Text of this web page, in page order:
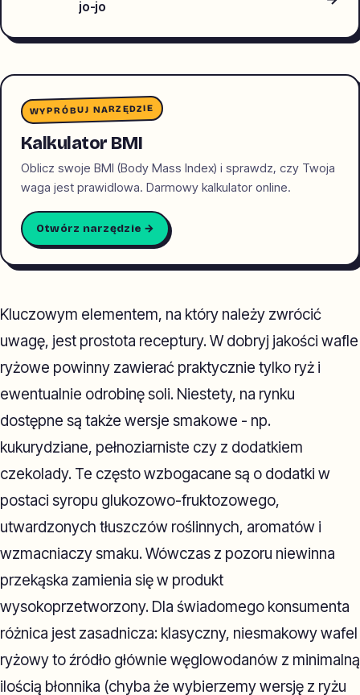
jo-jo
WYPRÓBUJ NARZĘDZIE
Kalkulator BMI
Oblicz swoje BMI (Body Mass Index) i sprawdz, czy Twoja
waga jest prawidlowa. Darmowy kalkulator online.
Otwórz narzędzie →
Kluczowym elementem, na który należy zwrócić
uwagę, jest prostota receptury. W dobryj jakości wafle
ryżowe powinny zawierać praktycznie tylko ryż i
ewentualnie odrobinę soli. Niestety, na rynku
dostępne są także wersje smakowe - np.
kukurydziane, pełnoziarniste czy z dodatkiem
czekolady. Te często wzbogacane są o dodatki w
postaci syropu glukozowo-fruktozowego,
utwardzonych tłuszczów roślinnych, aromatów i
wzmacniaczy smaku. Wówczas z pozoru niewinna
przekąska zamienia się w produkt
wysokoprzetworzony. Dla świadomego konsumenta
różnica jest zasadnicza: klasyczny, niesmakowy wafel
ryżowy to źródło głównie węglowodanów z minimalną
ilością błonnika (chyba że wybierzemy wersję z ryżu